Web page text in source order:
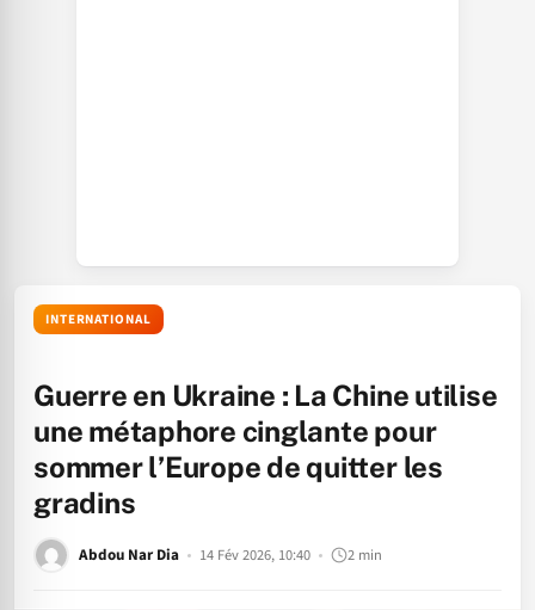
INTERNATIONAL
Guerre en Ukraine : La Chine utilise
une métaphore cinglante pour
sommer l’Europe de quitter les
gradins
Abdou Nar Dia 14 Fév 2026, 10:40 2 min